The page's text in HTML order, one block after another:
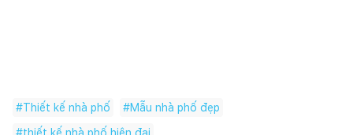
#Thiết kế nhà phố #Mẫu nhà phố đẹp